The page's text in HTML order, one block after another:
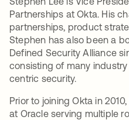
Partnerships at Okta. His
partnerships, product
Stephen has also been a
Defined Security Alliance
consisting of many
centric security.
Prior to joining Okta in
at Oracle serving multiple